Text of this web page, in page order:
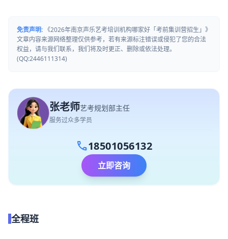
免责声明: 《2026年南京声乐艺考培训机构哪家好「考前集训营招生」》
文章内容来源网络整理仅供参考，若有来源标注错误或侵犯了您的合法
权益，请与我们联系，我们将及时更正、删除或依法处理。
(QQ:2446111314)
张老师艺考规划部主任
服务过众多学员
call18501056132
立即咨询
全程班